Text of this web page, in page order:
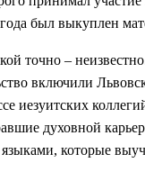
был выкуплен
точно –
включили
иезуитских
духовной
которые